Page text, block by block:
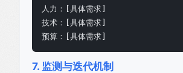
人力：[具体需求]
技术：[具体需求]
预算：[具体需求]
7. 监测与迭代机制